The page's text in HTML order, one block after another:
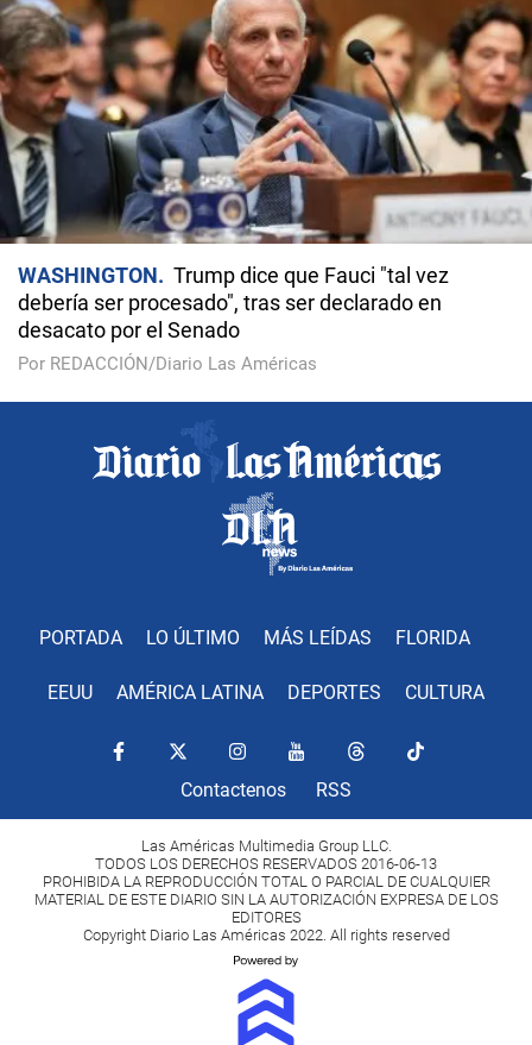
WASHINGTON
Trump dice que Fauci "tal vez
debería ser procesado", tras ser declarado en
desacato por el Senado
Por REDACCIÓN/Diario Las Américas
PORTADA LO ÚLTIMO MÁS LEÍDAS FLORIDA
EEUU AMÉRICA LATINA DEPORTES CULTURA
Contactenos RSS
Las Américas Multimedia Group LLC.
TODOS LOS DERECHOS RESERVADOS 2016-06-13
PROHIBIDA LA REPRODUCCIÓN TOTAL O PARCIAL DE CUALQUIER
MATERIAL DE ESTE DIARIO SIN LA AUTORIZACIÓN EXPRESA DE LOS
EDITORES
Copyright Diario Las Américas 2022. All rights reserved